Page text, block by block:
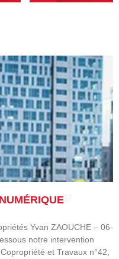
Yvan ZAOUCHE – 06-
notre intervention
et Travaux n°42,